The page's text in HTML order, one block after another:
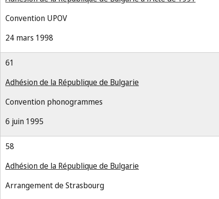
Convention UPOV
24 mars 1998
61
Adhésion de la République de Bulgarie
Convention phonogrammes
6 juin 1995
58
Adhésion de la République de Bulgarie
Arrangement de Strasbourg